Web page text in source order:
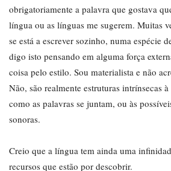
obrigatoriamente a palavra que gostava
língua ou as línguas me sugerem. Muitas
se está a escrever sozinho, numa espécie
digo isto pensando em alguma força
coisa pelo estilo. Sou materialista e não
Não, são realmente estruturas intrínsecas
como as palavras se juntam, ou às
sonoras.
Creio que a língua tem ainda uma
recursos que estão por descobrir.